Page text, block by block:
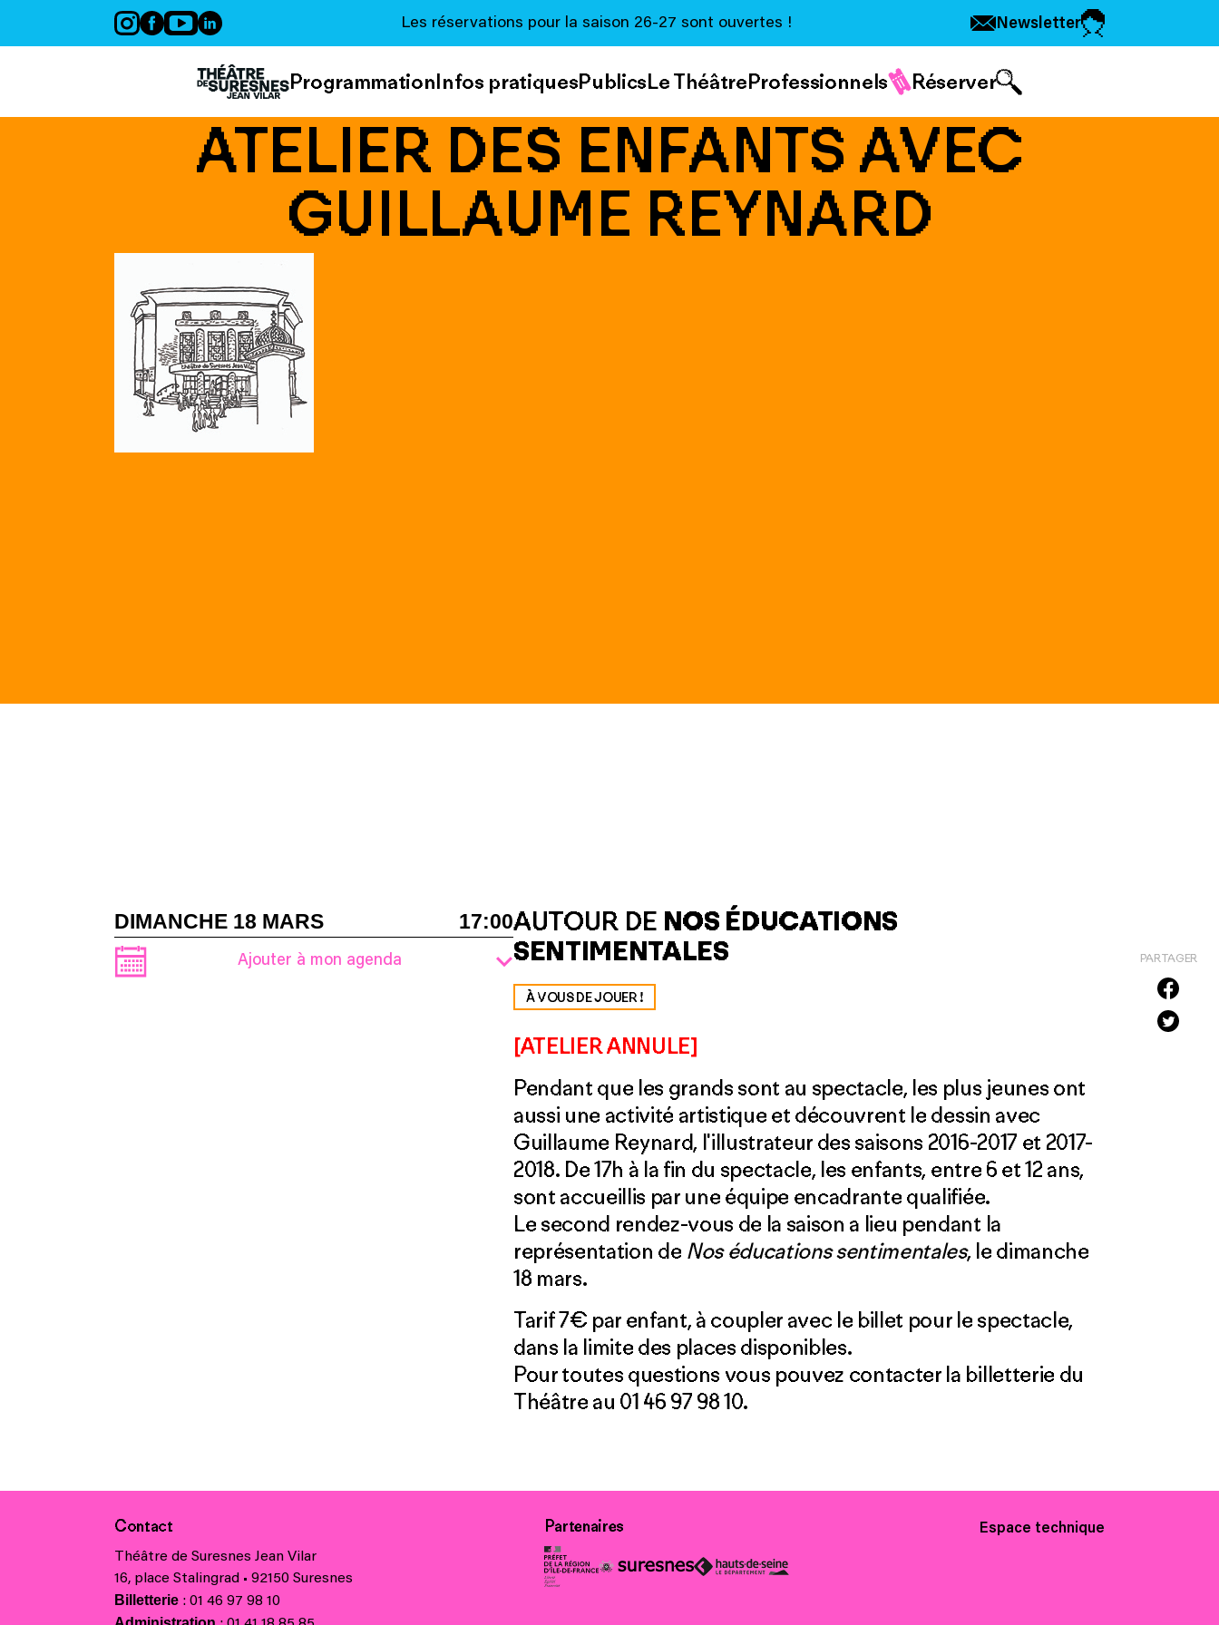
Les réservations pour la saison 26-27 sont ouvertes ! Newsletter
ProgrammationInfos pratiquesPublicsLe ThéâtreProfessionnels Réserver
ATELIER DES ENFANTS AVEC
GUILLAUME REYNARD
PARTAGER
DIMANCHE 18 MARS 17:00
Ajouter à mon agenda
AUTOUR DE NOS ÉDUCATIONS
SENTIMENTALES
À VOUS DE JOUER !
[ATELIER ANNULE]
Pendant que les grands sont au spectacle, les plus jeunes ont
aussi une activité artistique et découvrent le dessin avec
Guillaume Reynard, l'illustrateur des saisons 2016-2017 et 2017-
2018. De 17h à la fin du spectacle, les enfants, entre 6 et 12 ans,
sont accueillis par une équipe encadrante qualifiée.
Le second rendez-vous de la saison a lieu pendant la
représentation de Nos éducations sentimentales, le dimanche
18 mars.
Tarif 7€ par enfant, à coupler avec le billet pour le spectacle,
dans la limite des places disponibles.
Pour toutes questions vous pouvez contacter la billetterie du
Théâtre au 01 46 97 98 10.
Contact
Théâtre de Suresnes Jean Vilar
16, place Stalingrad • 92150 Suresnes
Billetterie : 01 46 97 98 10
Partenaires Espace technique
Panneau de gestion des cookies